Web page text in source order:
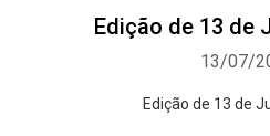
Edição de 13 de
13/07/
Edição de 13 de